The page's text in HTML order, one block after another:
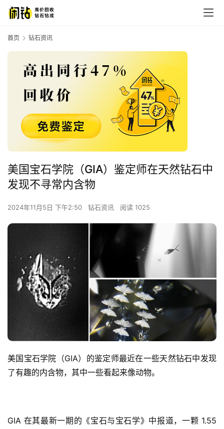
首页 钻石资讯
美国宝石学院（GIA）鉴定师在天然钻石中
发现不寻常内含物
2024年11月5日 下午2:50 钻石资讯 阅读 1025
美国宝石学院（GIA）的鉴定师最近在一些天然钻石中发现
了有趣的内含物，其中一些看起来像动物。
GIA 在其最新一期的《宝石与宝石学》中报道，一颗 1.55